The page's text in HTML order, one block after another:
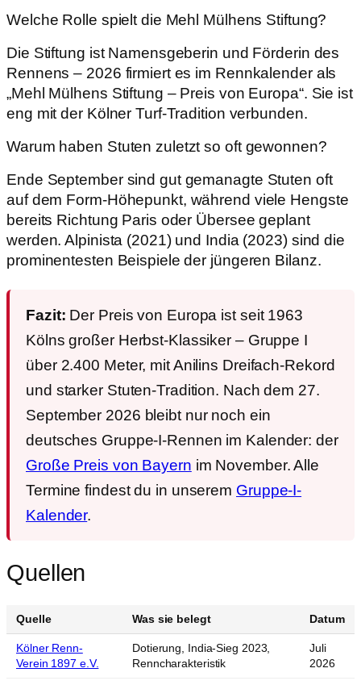
Welche Rolle spielt die Mehl Mülhens Stiftung?
Die Stiftung ist Namensgeberin und Förderin des
Rennens – 2026 firmiert es im Rennkalender als
„Mehl Mülhens Stiftung – Preis von Europa“. Sie ist
eng mit der Kölner Turf-Tradition verbunden.
Warum haben Stuten zuletzt so oft gewonnen?
Ende September sind gut gemanagte Stuten oft
auf dem Form-Höhepunkt, während viele Hengste
bereits Richtung Paris oder Übersee geplant
werden. Alpinista (2021) und India (2023) sind die
prominentesten Beispiele der jüngeren Bilanz.
Fazit: Der Preis von Europa ist seit 1963
Kölns großer Herbst-Klassiker – Gruppe I
über 2.400 Meter, mit Anilins Dreifach-Rekord
und starker Stuten-Tradition. Nach dem 27.
September 2026 bleibt nur noch ein
deutsches Gruppe-I-Rennen im Kalender: der
Große Preis von Bayern im November. Alle
Termine findest du in unserem Gruppe-I-
Kalender.
Quellen
Quelle Was sie belegt Datum
Kölner Renn-
Verein 1897 e.V.
Dotierung, India-Sieg 2023,
Renncharakteristik
Juli
2026